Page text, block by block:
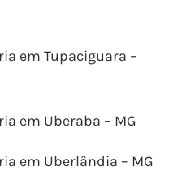
em Tupaciguara –
em Uberaba – MG
em Uberlândia – MG